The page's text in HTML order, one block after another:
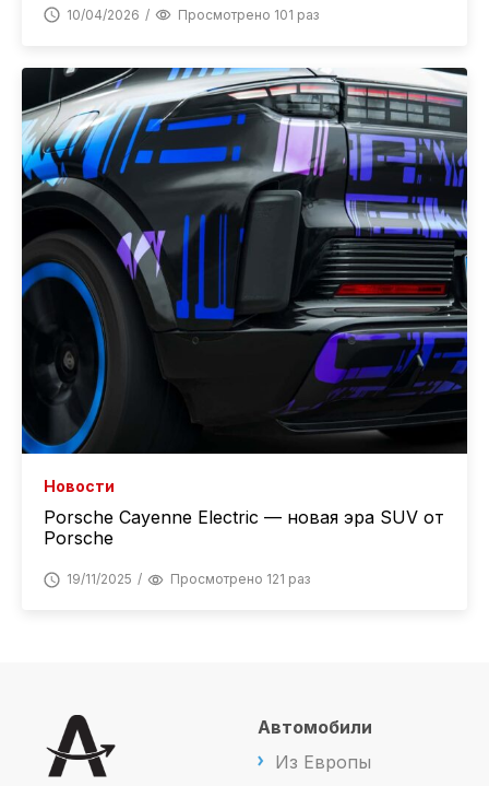
10/04/2026 Просмотрено 101 раз
Новости
Porsche Cayenne Electric — новая эра SUV от
Porsche
19/11/2025 Просмотрено 121 раз
Автомобили
Из Европы